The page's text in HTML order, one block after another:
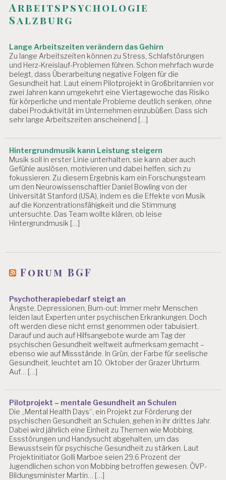
Arbeitspsychologie
Salzburg
Lange Arbeitszeiten verändern das Gehirn
Zu lange Arbeitszeiten können zu Stress, Schlafstörungen
und Herz-Kreislauf-Problemen führen. Schon mehrfach wurde
belegt, dass Überarbeitung negative Folgen für die
Gesundheit hat. Laut einem Pilotprojekt in Großbritannien vor
zwei Jahren kann umgekehrt eine Viertagewoche das Risiko
für körperliche und mentale Probleme deutlich senken, ohne
dabei Produktivität im Unternehmen einzubüßen. Dass sich
sehr lange Arbeitszeiten anscheinend […]
Hintergrundmusik kann Leistung steigern
Musik soll in erster Linie unterhalten, sie kann aber auch
Gefühle auslösen, motivieren und dabei helfen, sich zu
fokussieren. Zu diesem Ergebnis kam ein Forschungsteam
um den Neurowissenschaftler Daniel Bowling von der
Universität Stanford (USA), indem es die Effekte von Musik
auf die Konzentrationsfähigkeit und die Stimmung
untersuchte. Das Team wollte klären, ob leise
Hintergrundmusik […]
Forum BGF
Psychotherapiebedarf steigt an
Ängste, Depressionen, Burn-out: Immer mehr Menschen
leiden laut Experten unter psychischen Erkrankungen. Doch
oft werden diese nicht ernst genommen oder tabuisiert.
Darauf und auch auf Hilfsangebote wurde am Tag der
psychischen Gesundheit weltweit aufmerksam gemacht –
ebenso wie auf Missstände. In Grün, der Farbe für seelische
Gesundheit, leuchtet am 10. Oktober der Grazer Uhrturm.
Auf… […]
Pilotprojekt – mentale Gesundheit an Schulen
Die „Mental Health Days“, ein Projekt zur Förderung der
psychischen Gesundheit an Schulen, gehen in ihr drittes Jahr.
Dabei wird jährlich eine Einheit zu Themen wie Mobbing,
Essstörungen und Handysucht abgehalten, um das
Bewusstsein für psychische Gesundheit zu stärken. Laut
Projektinitiator Golli Marboe seien 29,6 Prozent der
Jugendlichen schon von Mobbing betroffen gewesen. ÖVP-
Bildungsminister Martin… […]